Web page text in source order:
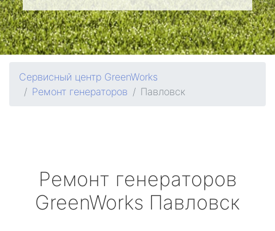
Сервисный центр GreenWorks
Ремонт генераторов
Павловск
Ремонт генераторов
GreenWorks Павловск